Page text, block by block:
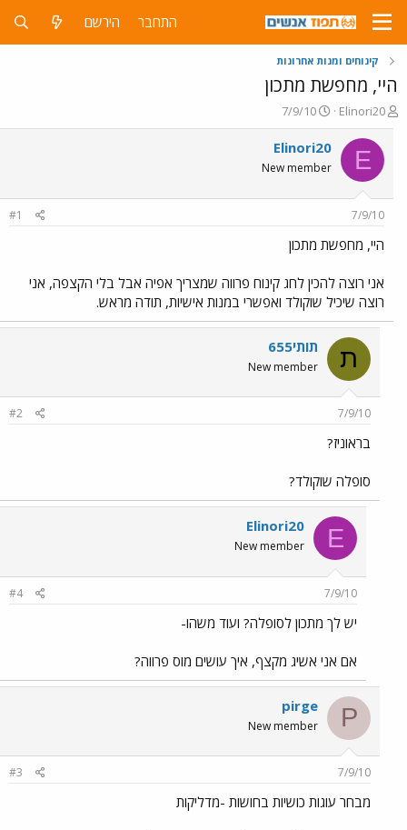
התחבר הירשם
קינוחים ומנות אחרונות
היי, מחפשת מתכון
פ
ו
ת
ח
ה
ו
ש
א
Elinori20
פ
ו
ר
ס
ם
ר
7/9/10
E
Elinori20
New member
7/9/10
#1
היי, מחפשת מתכון
אני רוצה להכין לחג קינוח פרווה שמצריך אפיה אבל בלי הקצפה, אני
רוצה שיכיל שוקולד ואפשרי במנות אישיות, תודה מראש.
ת תותי655
New member
7/9/10
#2
בראוניז?
סופלה שוקולד?
E
Elinori20
New member
7/9/10
#4
יש לך מתכון לסופלה? ועוד משהו-
אם אני אשיג מקצף, איך עושים מוס פרווה?
P
pirge
New member
7/9/10
#3
מבחר עוגות כושיות בחושות -מדליקות